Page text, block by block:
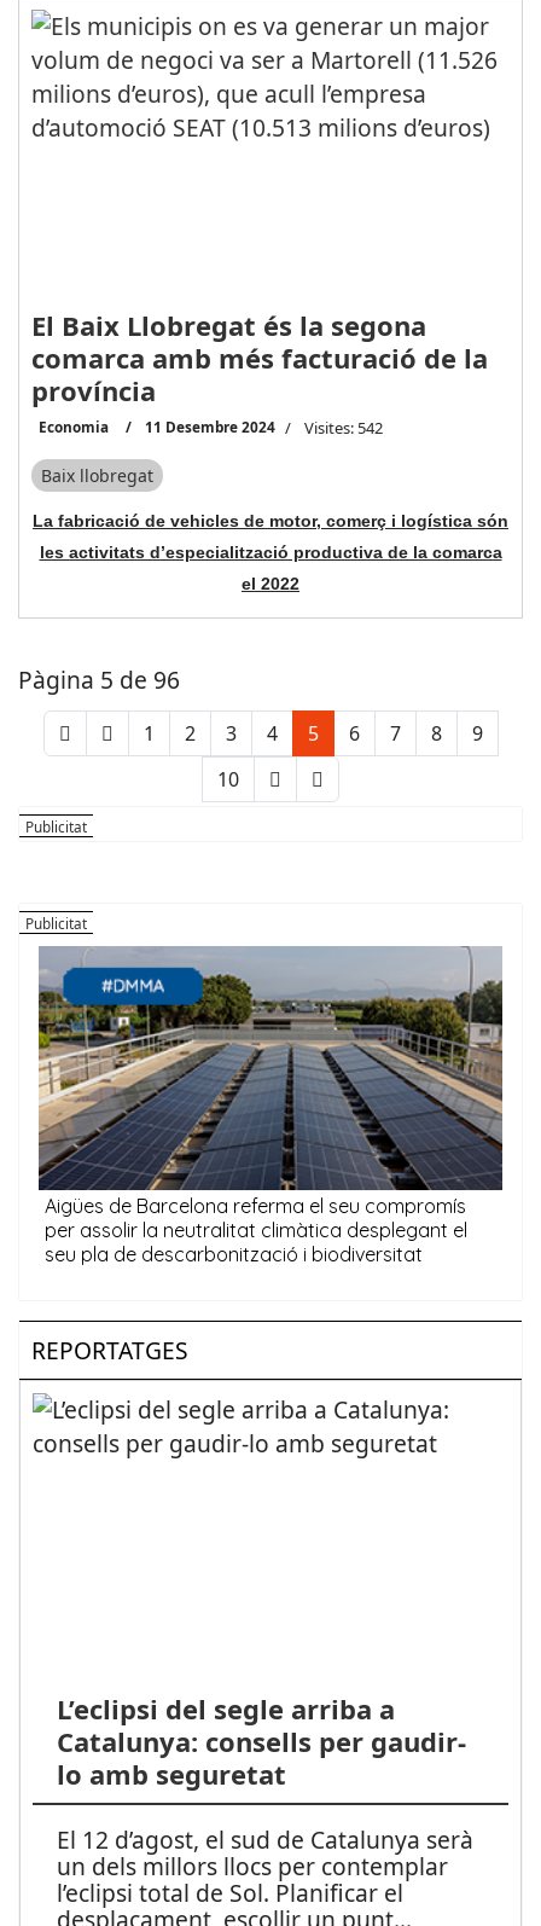
El Baix Llobregat és la segona
comarca amb més facturació de la
província
Economia 11 Desembre 2024 Visites: 542
Baix llobregat
La fabricació de vehicles de motor, comerç i logística són
les activitats d’especialització productiva de la comarca
el 2022
Pàgina 5 de 96
1 2 3 4 5 6 7 8
9
10
REPORTATGES
L’eclipsi del segle arriba a
Catalunya: consells per gaudir-
lo amb seguretat
El 12 d’agost, el sud de Catalunya serà
un dels millors llocs per contemplar
l’eclipsi total de Sol. Planificar el